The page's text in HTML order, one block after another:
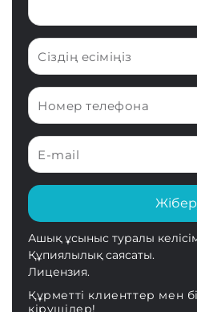
Ашық ұсыныс туралы
Құпиялылық саясаты.
Лицензия.
Құрметті клиенттер мен
кірушілер!